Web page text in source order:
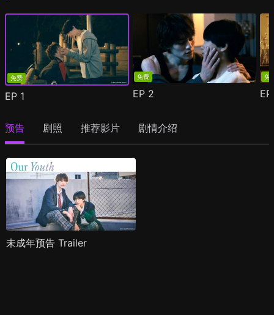
免费
EP 1
免费
EP 2
免
预告 剧照 推荐影片 剧情介绍
未成年预告 Trailer